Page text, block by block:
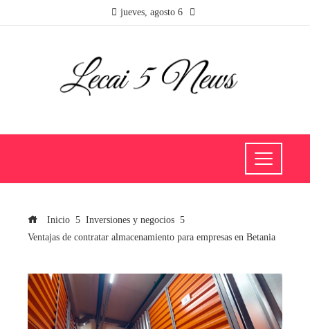
jueves, agosto 6
Inicio
Inversiones y negocios
Ventajas de contratar almacenamiento para empresas en Betania